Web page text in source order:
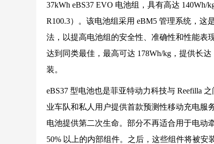
37kWh eBS37 EVO 电池组，具有高达
R100.3）。该电池组采用 eBM5 管理系统，
法，以提高电池组的安全性、准确性和性能表
达到同类最佳，最高可达 178Wh/kg，提供长
装。
eBS37 型电池也是菲亚特动力科技与 Reefilla
业车队和私人用户提供首款预测性移动充电服
电池提供第二次生命。部分不再适合用于电动
50% 以上的内部组件。之后，这些组件将被安